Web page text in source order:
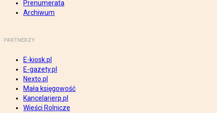
Prenumerata
Archiwum
PARTNERZY
E-kiosk.pl
E-gazety.pl
Nexto.pl
Mała księgowość
Kancelarierp.pl
Wieści Rolnicze